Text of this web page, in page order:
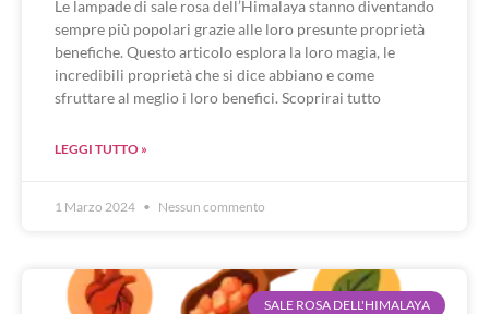
Le lampade di sale rosa dell’Himalaya stanno diventando
sempre più popolari grazie alle loro presunte proprietà
benefiche. Questo articolo esplora la loro magia, le
incredibili proprietà che si dice abbiano e come
sfruttare al meglio i loro benefici. Scoprirai tutto
LEGGI TUTTO »
1 Marzo 2024 Nessun commento
SALE ROSA DELL'HIMALAYA